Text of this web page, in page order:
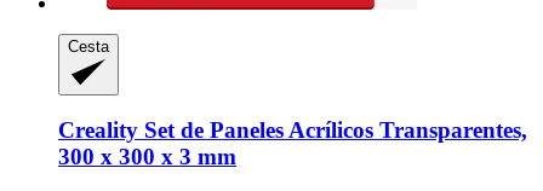
Cesta
Creality Set de Paneles Acrílicos Transparentes,
300 x 300 x 3 mm